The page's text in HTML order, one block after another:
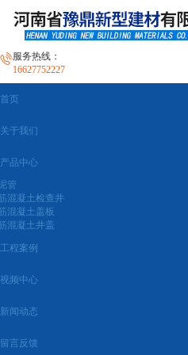
服务热线：
16627752227
首页
关于我们
产品中心
管
混凝土检查井
混凝土盖板
混凝土井盖
工程案例
视频中心
新闻动态
留言反馈